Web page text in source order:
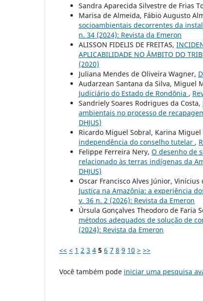
Sandra Aparecida Silvestre de Frias
Marisa de Almeida, Fábio Augusto
socioambientais decorrentes da
n. 34 (2024): Revista da Emeron
ALISSON FIDELIS DE FREITAS,
APLICABILIDADE NO ÂMBITO DO
(2020)
Juliana Mendes de Oliveira Wagner,
Audarzean Santana da Silva, Miguel
Judiciário do Estado de Rondônia ,
Sandriely Soares Rodrigues da Costa,
ambientais no processo de
DHJUS)
Ricardo Miguel Sobral, Karina
independência do conselho tutelar ,
Felippe Ferreira Nery, O desenho de
relacionado às terras indígenas da
DHJUS)
Oscar Francisco Alves Júnior,
Justiça na Amazônia: a experiência
v. 36 n. 2 (2026): Revista da Emeron
Úrsula Gonçalves Theodoro de Faria
métodos adequados de solução de
(2024): Revista da Emeron
<< < 1 2 3 4 5 6 7 8 9 10 > >>
Você também pode iniciar uma pesquisa